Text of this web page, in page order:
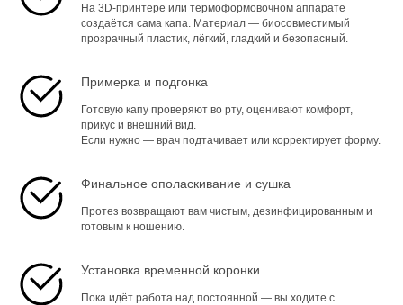
На 3D-принтере или термоформовочном аппарате
создаётся сама капа. Материал — биосовместимый
прозрачный пластик, лёгкий, гладкий и безопасный.
Примерка и подгонка
Готовую капу проверяют во рту, оценивают комфорт,
прикус и внешний вид.
Если нужно — врач подтачивает или корректирует форму.
Финальное ополаскивание и сушка
Протез возвращают вам чистым, дезинфицированным и
готовым к ношению.
Установка временной коронки
Пока идёт работа над постоянной — вы ходите с